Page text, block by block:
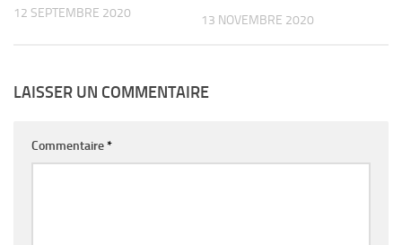
12 SEPTEMBRE 2020 13 NOVEMBRE 2020
LAISSER UN COMMENTAIRE
Commentaire*